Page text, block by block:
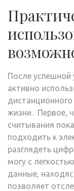
После успешной
активно
жизни․ Первое,
считывания
подходить к
разглядеть
могу с
данные,
позволяет